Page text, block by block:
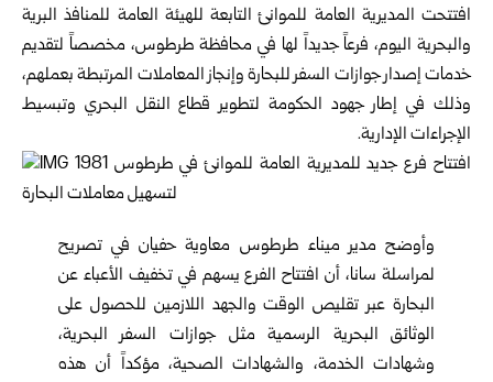
افتتحت المديرية العامة للموانئ التابعة للهيئة العامة للمنافذ البرية
والبحرية اليوم، فرعاً جديداً لها في محافظة طرطوس، مخصصاً لتقديم
خدمات إصدار جوازات السفر للبحارة وإنجاز المعاملات المرتبطة بعملهم،
وذلك في إطار جهود الحكومة لتطوير قطاع النقل البحري وتبسيط
الإجراءات الإدارية.
وأوضح مدير ميناء طرطوس معاوية حفيان في تصريح
لمراسلة سانا، أن افتتاح الفرع يسهم في تخفيف الأعباء عن
البحارة عبر تقليص الوقت والجهد اللازمين للحصول على
الوثائق البحرية الرسمية مثل جوازات السفر البحرية،
وشهادات الخدمة، والشهادات الصحية، مؤكداً أن هذه